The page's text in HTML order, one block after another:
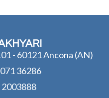
- 60121 Ancona (AN)
36286
2003888